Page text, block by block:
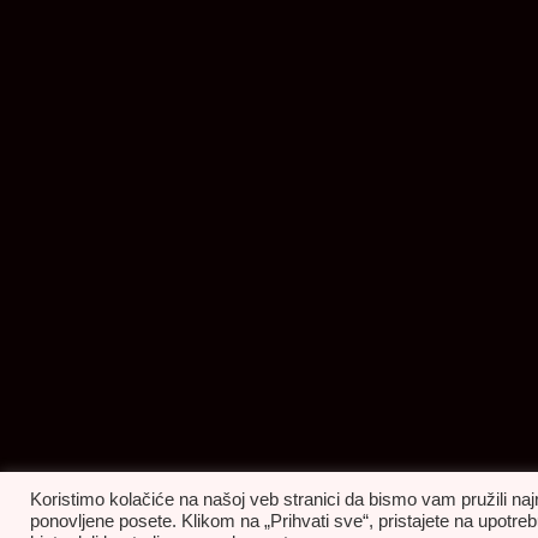
Koristimo kolačiće na našoj veb stranici da bismo vam pružili
ponovljene posete. Klikom na „Prihvati sve“, pristajete na